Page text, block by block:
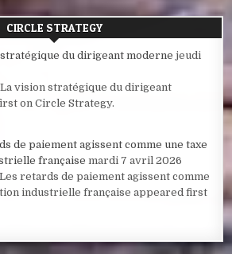
CIRCLE STRATEGY
stratégique du dirigeant moderne jeudi
La vision stratégique du dirigeant
on Circle Strategy.
de paiement agissent comme une taxe
française mardi 7 avril 2026
retards de paiement agissent comme
industrielle française appeared first